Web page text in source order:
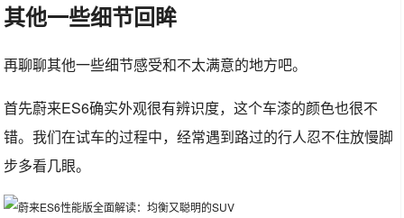
其他一些细节回眸
再聊聊其他一些细节感受和不太满意的地方吧。
首先蔚来ES6确实外观很有辨识度，这个车漆的颜色也很不
错。我们在试车的过程中，经常遇到路过的行人忍不住放慢脚
步多看几眼。